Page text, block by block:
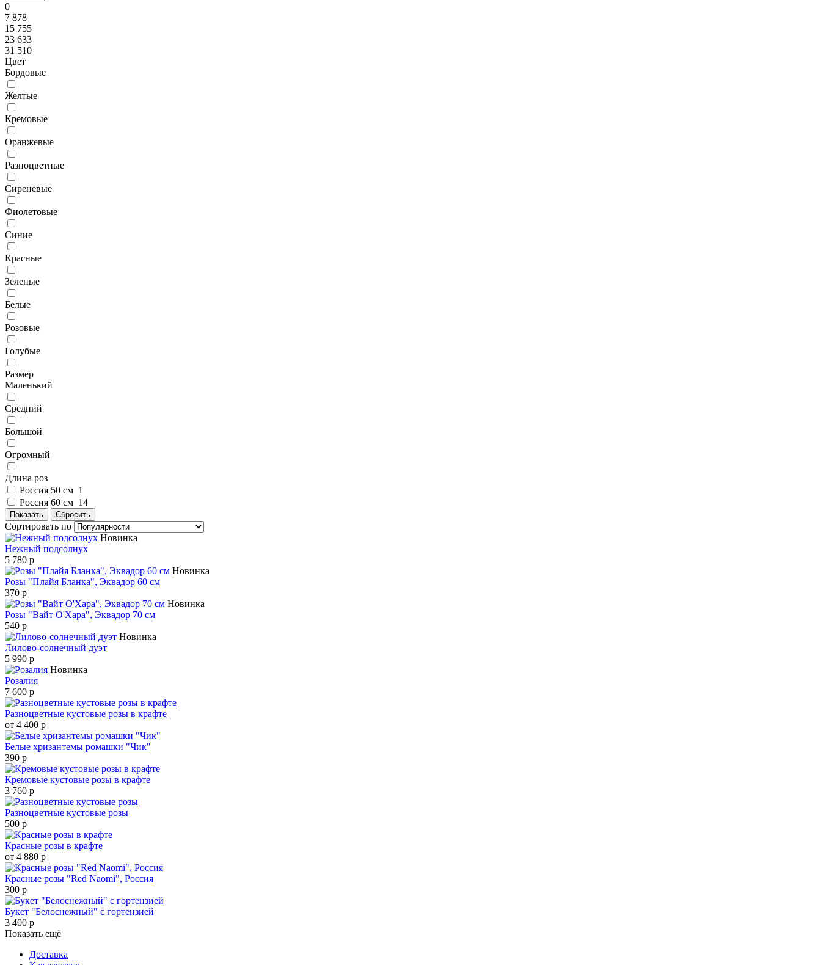
0
7 878
15 755
23 633
31 510
Цвет
Бордовые
Желтые
Кремовые
Оранжевые
Разноцветные
Сиреневые
Фиолетовые
Синие
Красные
Зеленые
Белые
Розовые
Голубые
Размер
Маленький
Средний
Большой
Огромный
Длина роз
Россия 50 см 1
Россия 60 см 14
Сортировать по
Новинка
Нежный подсолнух
5 780 р
Новинка
Розы "Плайя Бланка", Эквадор 60 см
370 р
Новинка
Розы "Вайт O'Хара", Эквадор 70 см
540 р
Новинка
Лилово-солнечный дуэт
5 990 р
Новинка
Розалия
7 600 р
Разноцветные кустовые розы в крафте
от 4 400 р
Белые хризантемы ромашки "Чик"
390 р
Кремовые кустовые розы в крафте
3 760 р
Разноцветные кустовые розы
500 р
Красные розы в крафте
от 4 880 р
Красные розы "Red Naomi", Россия
300 р
Букет "Белоснежный" с гортензией
3 400 р
Показать ещё
Доставка